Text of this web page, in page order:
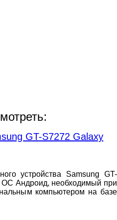
GT-S7272 Galaxy
устройства Samsung GT-
ОС Андроид, необходимый при
компьютером на базе